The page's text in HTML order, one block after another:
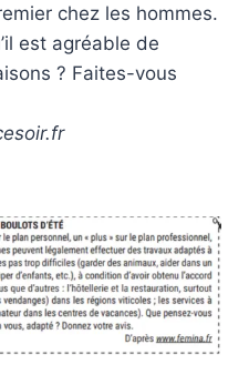
chez les hommes.
est agréable de
? Faites-vous